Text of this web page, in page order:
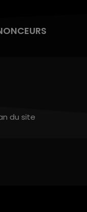
du site